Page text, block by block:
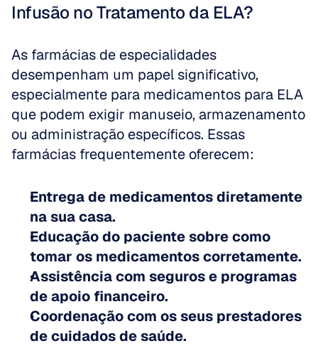
Infusão no Tratamento da ELA?
As farmácias de especialidades
desempenham um papel significativo,
especialmente para medicamentos para ELA
que podem exigir manuseio, armazenamento
ou administração específicos. Essas
farmácias frequentemente oferecem:
Entrega de medicamentos diretamente
na sua casa.
Educação do paciente sobre como
tomar os medicamentos corretamente.
Assistência com seguros e programas
de apoio financeiro.
Coordenação com os seus prestadores
de cuidados de saúde.